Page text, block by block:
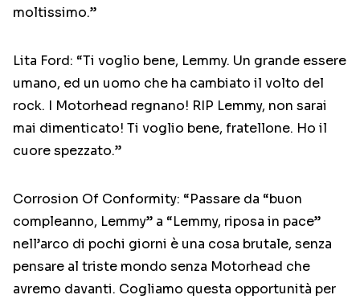
moltissimo.”
Lita Ford: “Ti voglio bene, Lemmy. Un grande essere
umano, ed un uomo che ha cambiato il volto del
rock. I Motorhead regnano! RIP Lemmy, non sarai
mai dimenticato! Ti voglio bene, fratellone. Ho il
cuore spezzato.”
Corrosion Of Conformity: “Passare da “buon
compleanno, Lemmy” a “Lemmy, riposa in pace”
nell’arco di pochi giorni è una cosa brutale, senza
pensare al triste mondo senza Motorhead che
avremo davanti. Cogliamo questa opportunità per